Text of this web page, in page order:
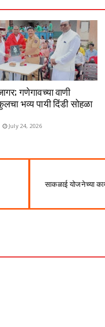
गणेगावच्या वाणी
भव्य पायी दिंडी सोहळा
July 24, 2026
साकळाई योजनेच्या